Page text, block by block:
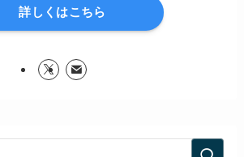
詳しくはこちら